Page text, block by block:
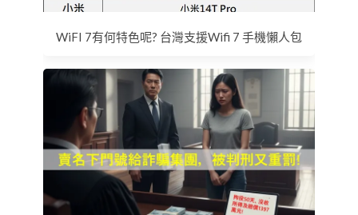
WiFI 7有何特色呢? 台灣支援Wifi 7 手機懶人包